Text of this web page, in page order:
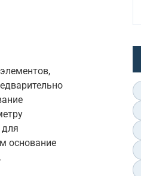
основание